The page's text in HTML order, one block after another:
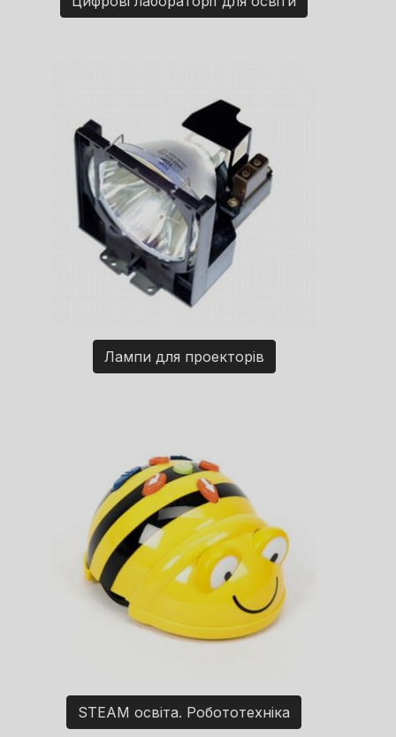
Лампи для проекторів
STEAM освіта. Робототехніка